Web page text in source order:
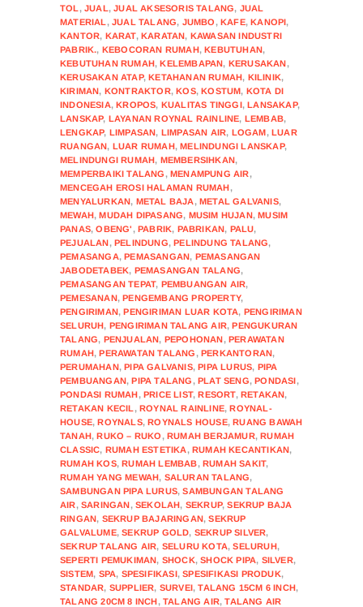
TOL ,JUAL,JUAL AKSESORIS TALANG, JUAL
MATERIAL ,JUAL TALANG, JUMBO ,KAFE,KANOPI,
KANTOR, KARAT,KARATAN, KAWASAN INDUSTRI
PABRIK., KEBOCORAN RUMAH,KEBUTUHAN,
KEBUTUHAN RUMAH,KELEMBAPAN, KERUSAKAN,
KERUSAKAN ATAP,KETAHANAN RUMAH, KILINIK,
KIRIMAN, KONTRAKTOR,KOS,KOSTUM, KOTA DI
INDONESIA,KROPOS, KUALITAS TINGGI,LANSAKAP,
LANSKAP, LAYANAN ROYNAL RAINLINE, LEMBAB,
LENGKAP, LIMPASAN, LIMPASAN AIR, LOGAM,LUAR
RUANGAN, LUAR RUMAH,MELINDUNGI LANSKAP,
MELINDUNGI RUMAH, MEMBERSIHKAN,
MEMPERBAIKI TALANG ,MENAMPUNG AIR,
MENCEGAH EROSI HALAMAN RUMAH,
MENYALURKAN, METAL BAJA,METAL GALVANIS,
MEWAH,MUDAH DIPASANG, MUSIM HUJAN,MUSIM
PANAS,OBENG' ,PABRIK, PABRIKAN, PALU,
PEJUALAN,PELINDUNG,PELINDUNG TALANG,
PEMASANGA,PEMASANGAN, PEMASANGAN
JABODETABEK, PEMASANGAN TALANG,
PEMASANGAN TEPAT, PEMBUANGAN AIR,
PEMESANAN,PENGEMBANG PROPERTY,
PENGIRIMAN,PENGIRIMAN LUAR KOTA, PENGIRIMAN
SELURUH, PENGIRIMAN TALANG AIR,PENGUKURAN
TALANG, PENJUALAN, PEPOHONAN,PERAWATAN
RUMAH,PERAWATAN TALANG ,PERKANTORAN,
PERUMAHAN,PIPA GALVANIS,PIPA LURUS, PIPA
PEMBUANGAN,PIPA TALANG ,PLAT SENG,PONDASI,
PONDASI RUMAH,PRICE LIST,RESORT,RETAKAN,
RETAKAN KECIL ,ROYNAL RAINLINE,ROYNAL-
HOUSE,ROYNALS,ROYNALS HOUSE,RUANG BAWAH
TANAH,RUKO – RUKO ,RUMAH BERJAMUR,RUMAH
CLASSIC, RUMAH ESTETIKA,RUMAH KECANTIKAN,
RUMAH KOS,RUMAH LEMBAB,RUMAH SAKIT,
RUMAH YANG MEWAH, SALURAN TALANG,
SAMBUNGAN PIPA LURUS,SAMBUNGAN TALANG
AIR,SARINGAN,SEKOLAH, SEKRUP,SEKRUP BAJA
RINGAN, SEKRUP BAJARINGAN,SEKRUP
GALVALUME,SEKRUP GOLD, SEKRUP SILVER,
SEKRUP TALANG AIR, SELURU KOTA,SELURUH,
SEPERTI PEMUKIMAN, SHOCK,SHOCK PIPA, SILVER,
SISTEM, SPA, SPESIFIKASI,SPESIFIKASI PRODUK,
STANDAR, SUPPLIER, SURVEI,TALANG 15CM 6 INCH,
TALANG 20CM 8 INCH,TALANG AIR,TALANG AIR